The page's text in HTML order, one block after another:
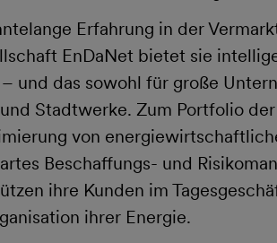
Erfahrung in der
EnDaNet bietet sie
und das sowohl für große
Stadtwerke. Zum Portfolio der
von
Beschaffungs- und
ihre Kunden im
ihrer Energie.